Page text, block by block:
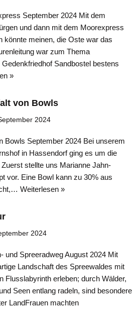
September 2024 Mit dem
und dann mit dem Moorexpress
könnte meinen, die Oste war das
war zum Thema
Sandbostel bestens
»
von Bowls
2024
Bowls September 2024 Bei unserem
in Hassendorf ging es um die
stellte uns Marianne Jahn-
vor. Eine Bowl kann zu 30% aus
Weiterlesen »
2024
und Spreeradweg August 2024 Mit
Landschaft des Spreewaldes mit
Flusslabyrinth erleben; durch Wälder,
Seen entlang radeln, sind besondere
LandFrauen machten